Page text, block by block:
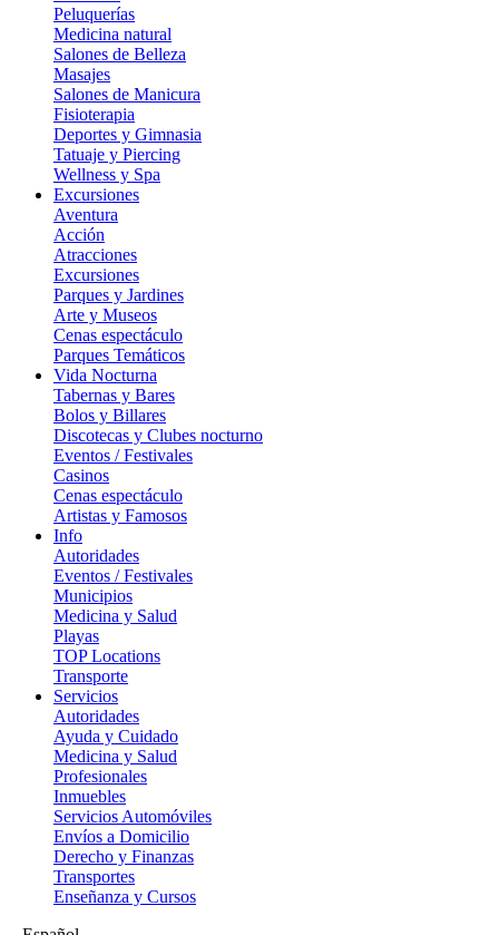
Peluquerías
Medicina natural
Salones de Belleza
Masajes
Salones de Manicura
Fisioterapia
Deportes y Gimnasia
Tatuaje y Piercing
Wellness y Spa
Excursiones
Aventura
Acción
Atracciones
Excursiones
Parques y Jardines
Arte y Museos
Cenas espectáculo
Parques Temáticos
Vida Nocturna
Tabernas y Bares
Bolos y Billares
Discotecas y Clubes nocturno
Eventos / Festivales
Casinos
Cenas espectáculo
Artistas y Famosos
Info
Autoridades
Eventos / Festivales
Municipios
Medicina y Salud
Playas
TOP Locations
Transporte
Servicios
Autoridades
Ayuda y Cuidado
Medicina y Salud
Profesionales
Inmuebles
Servicios Automóviles
Envíos a Domicilio
Derecho y Finanzas
Transportes
Enseñanza y Cursos